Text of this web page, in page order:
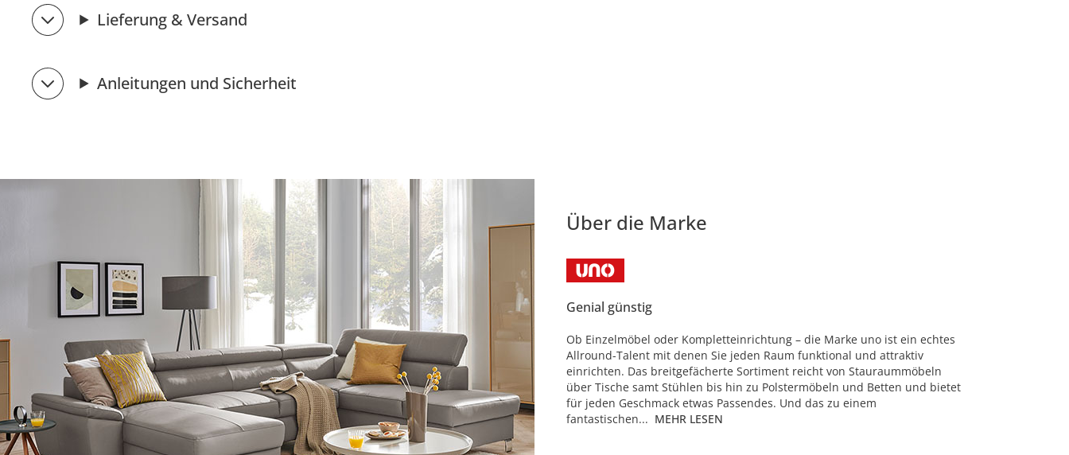
Lieferung & Versand
Anleitungen und Sicherheit
Über die Marke
Genial günstig
Ob Einzelmöbel oder Kompletteinrichtung – die Marke uno ist ein echtes
Allround-Talent mit denen Sie jeden Raum funktional und attraktiv
einrichten. Das breitgefächerte Sortiment reicht von Stauraummöbeln
über Tische samt Stühlen bis hin zu Polstermöbeln und Betten und bietet
für jeden Geschmack etwas Passendes. Und das zu einem
fantastischen... MEHR LESEN